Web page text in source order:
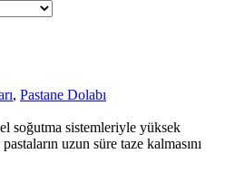
, Pastane Dolabı
soğutma sistemleriyle yüksek
uzun süre taze kalmasını